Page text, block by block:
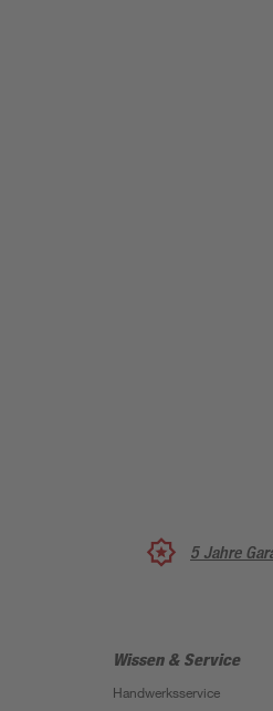
5 Jahre
Wissen & Service
Handwerksservice